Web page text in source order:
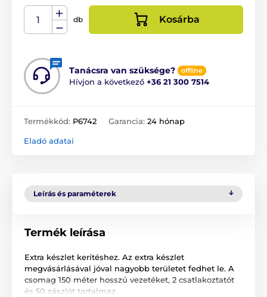
db Kosárba
Tanácsra van szüksége? offline
Hívjon a következő +36 21 300 7514
Termékkód: P6742 Garancia: 24 hónap
Eladó adatai
Leírás és paraméterek
Termék leírása
Extra készlet kerítéshez. Az extra készlet
megvásárlásával jóval nagyobb területet fedhet le. A
csomag 150 méter hosszú vezetéket, 2 csatlakoztatót
és 50 zászlót tartalmaz.